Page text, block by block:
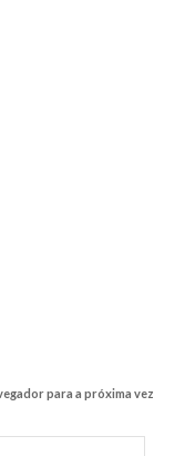
para a próxima vez